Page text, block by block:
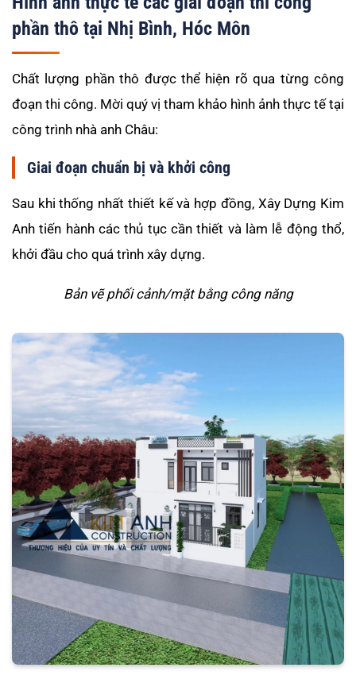
phần thô tại Nhị Bình, Hóc Môn
Chất lượng phần thô được thể hiện rõ qua từng công
đoạn thi công. Mời quý vị tham khảo hình ảnh thực tế tại
công trình nhà anh Châu:
Giai đoạn chuẩn bị và khởi công
Sau khi thống nhất thiết kế và hợp đồng, Xây Dựng Kim
Anh tiến hành các thủ tục cần thiết và làm lễ động thổ,
khởi đầu cho quá trình xây dựng.
Bản vẽ phối cảnh/mặt bằng công năng